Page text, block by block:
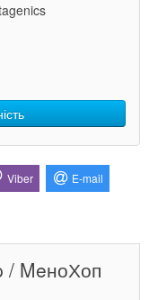
Viber E-mail
/ MeноХоп